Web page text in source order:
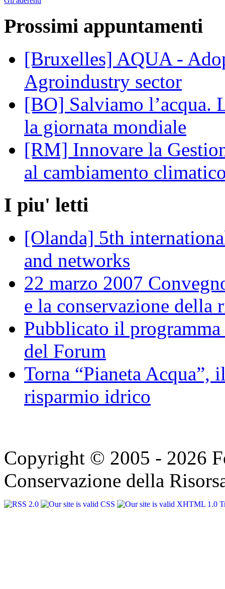
Prossimi appuntamenti
[Bruxelles] AQUA -
Agroindustry sector
[BO] Salviamo l’acqua.
la giornata mondiale
[RM] Innovare la
al cambiamento
I piu' letti
[Olanda] 5th
and networks
22 marzo 2007
e la conservazione della
Pubblicato il
del Forum
Torna “Pianeta Acqua”,
risparmio idrico
Copyright © 2005 - 2026
Conservazione della